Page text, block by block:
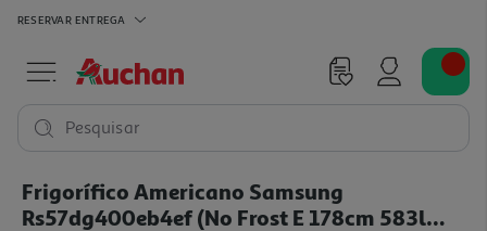
RESERVAR ENTREGA
Pesquisar
Frigorífico Americano Samsung
Rs57dg400eb4ef (no Frost E 178cm 583l